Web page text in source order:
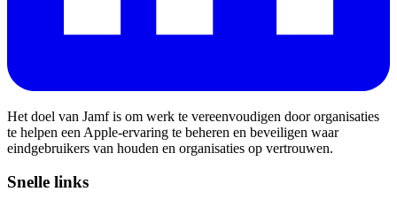
Het doel van Jamf is om werk te vereenvoudigen door organisaties
te helpen een Apple-ervaring te beheren en beveiligen waar
eindgebruikers van houden en organisaties op vertrouwen.
Snelle links